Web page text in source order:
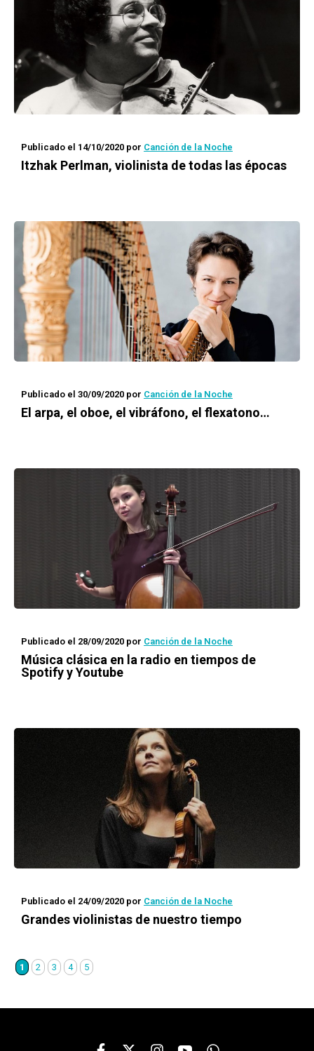
Publicado el 14/10/2020 por Canción de la Noche
Itzhak Perlman, violinista de todas las épocas
Publicado el 30/09/2020 por Canción de la Noche
El arpa, el oboe, el vibráfono, el flexatono…
Publicado el 28/09/2020 por Canción de la Noche
Música clásica en la radio en tiempos de
Spotify y Youtube
Publicado el 24/09/2020 por Canción de la Noche
Grandes violinistas de nuestro tiempo
1 2 3 4 5